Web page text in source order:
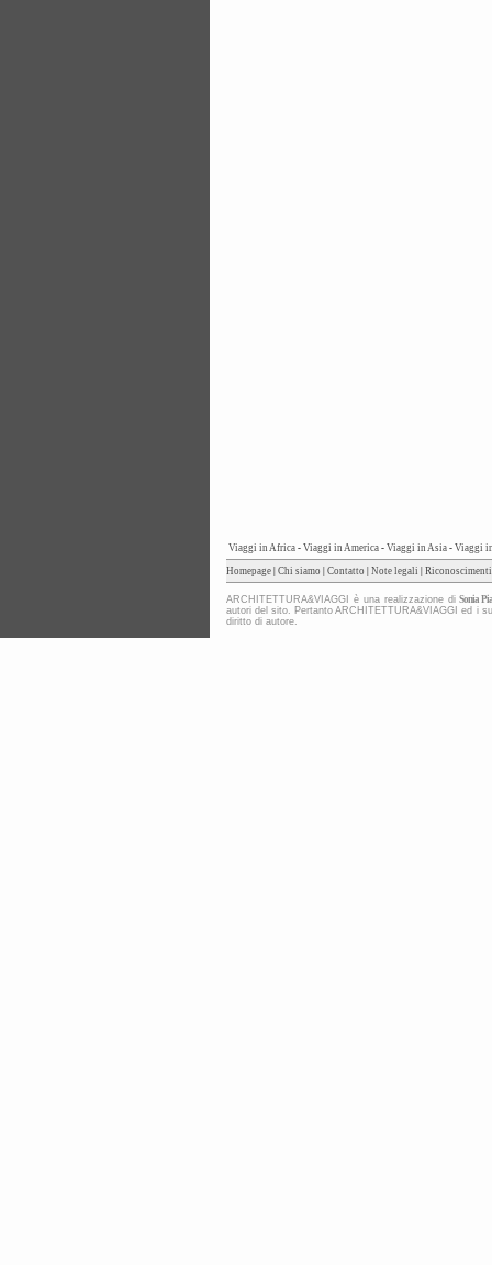
Viaggi in Africa - Viaggi in America - Viaggi in Asia - Viaggi
Homepage Chi siamo Contatto Note legali Riconoscimenti
ARCHITETTURA&VIAGGI è una realizzazione diSonia
autori del sito. Pertanto ARCHITETTURA&VIAGGI ed i
diritto di autore.